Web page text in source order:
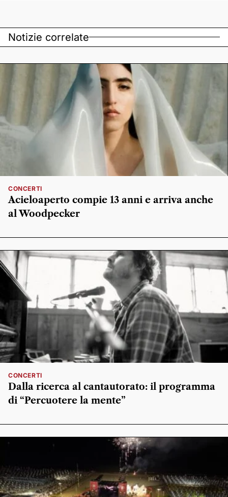
Notizie correlate
CONCERTI
Acieloaperto compie 13 anni e arriva anche
al Woodpecker
CONCERTI
Dalla ricerca al cantautorato: il programma
di “Percuotere la mente”